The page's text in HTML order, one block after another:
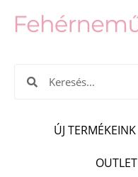
ÚJ TERMÉKEINK
OUTLET